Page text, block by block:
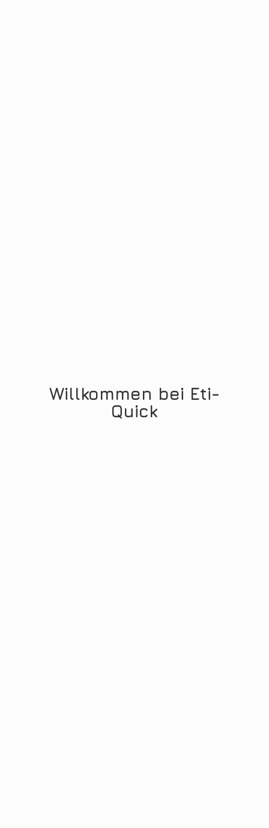
Willkommen bei Eti-
Quick